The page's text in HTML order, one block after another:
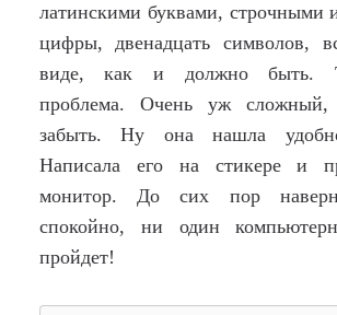
латинскими буквами, строчными
цифры, двенадцать символов,
виде, как и должно быть.
проблема. Очень уж сложный,
забыть. Ну она нашла
Написала его на стикере и
монитор. До сих пор
спокойно, ни один
пройдет!